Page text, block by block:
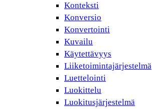
Konteksti
Konversio
Konvertointi
Kuvailu
Käytettävyys
Liiketoimintajärjestelmä
Luettelointi
Luokittelu
Luokitusjärjestelmä